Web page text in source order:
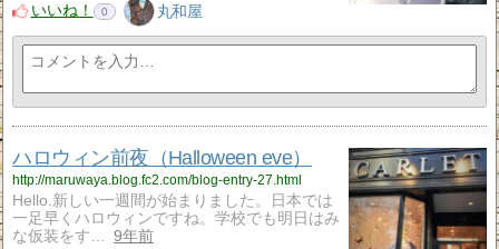
いいね！
0 丸和屋
ハロウィン前夜（Halloween eve）
http://maruwaya.blog.fc2.com/blog-entry-27.html
Hello.新しい一週間が始まりました。日本では
一足早くハロウィンですね。学校でも明日はみ
な仮装をす…
9年前